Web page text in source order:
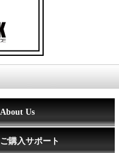
About Us
ご購入サポート